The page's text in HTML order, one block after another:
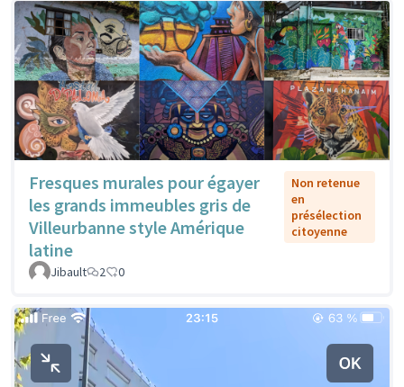
Fresques murales pour égayer
les grands immeubles gris de
Villeurbanne style Amérique
latine
Non retenue
en
présélection
citoyenne
Jibault 2 0